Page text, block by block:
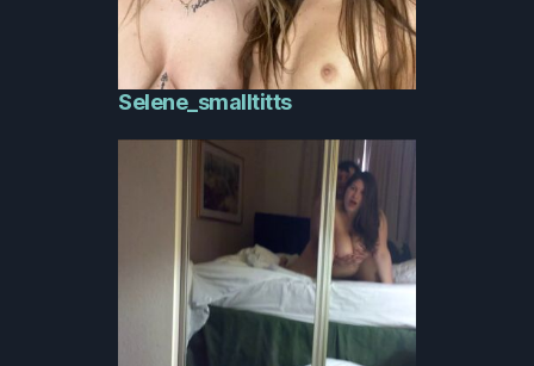
Selene_smalltitts